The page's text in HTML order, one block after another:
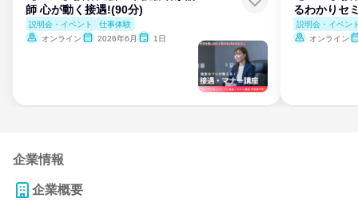
師 心が動く接遇!(90分)
説明会・イベント
仕事体験
オンライン
2026年6月 1日
るわかりセ
説明会・イベン
オンライン
企業情報
企業概要